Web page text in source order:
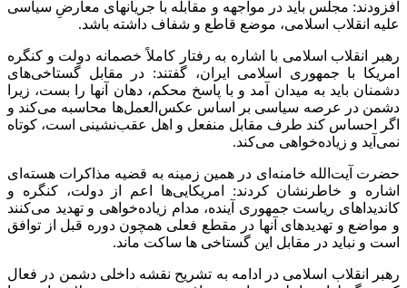
افزودند: مجلس باید در مواجهه و مقابله با جریانهای معارضِ سیاسی
علیه انقلاب اسلامی، موضع قاطع و شفاف داشته باشد.
رهبر انقلاب اسلامی با اشاره به رفتار کاملاً خصمانه دولت و کنگره
امریکا با جمهوری اسلامی ایران، گفتند: در مقابل گستاخی‌های
دشمنان باید به میدان آمد و با پاسخ محکم، دهان آنها را بست، زیرا
دشمن در عرصه سیاسی بر اساس عکس‌العمل‌ها محاسبه می‌کند و
اگر احساس کند طرف مقابل منفعل و اهل عقب‌نشینی است، کوتاه
نمی‌آید و زیاده‌خواهی می‌کند.
حضرت آیت‌الله خامنه‌ای در همین زمینه به قضیه مذاکرات هسته‌ای
اشاره و خاطرنشان کردند: امریکایی‌ها اعم از دولت، کنگره و
کاندیداهای ریاست جمهوری آینده، مدام زیاده‌خواهی و تهدید می‌کنند
و مواضع و تهدیدهای آنها در مقطع فعلی همچون دوره قبل از توافق
است و نباید در مقابل این گستاخی ها ساکت ماند.
رهبر انقلاب اسلامی در ادامه به تشریح نقشه داخلی دشمن در فعال